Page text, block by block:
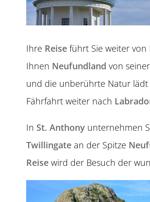
Ihre Reiseführt Sie weiter von
Ihnen Neufundland von
und die unberührte Natur lädt
Fährfahrt weiter nach
In St. Anthonyunternehmen
Twillingatean der Spitze
Reisewird der Besuch der